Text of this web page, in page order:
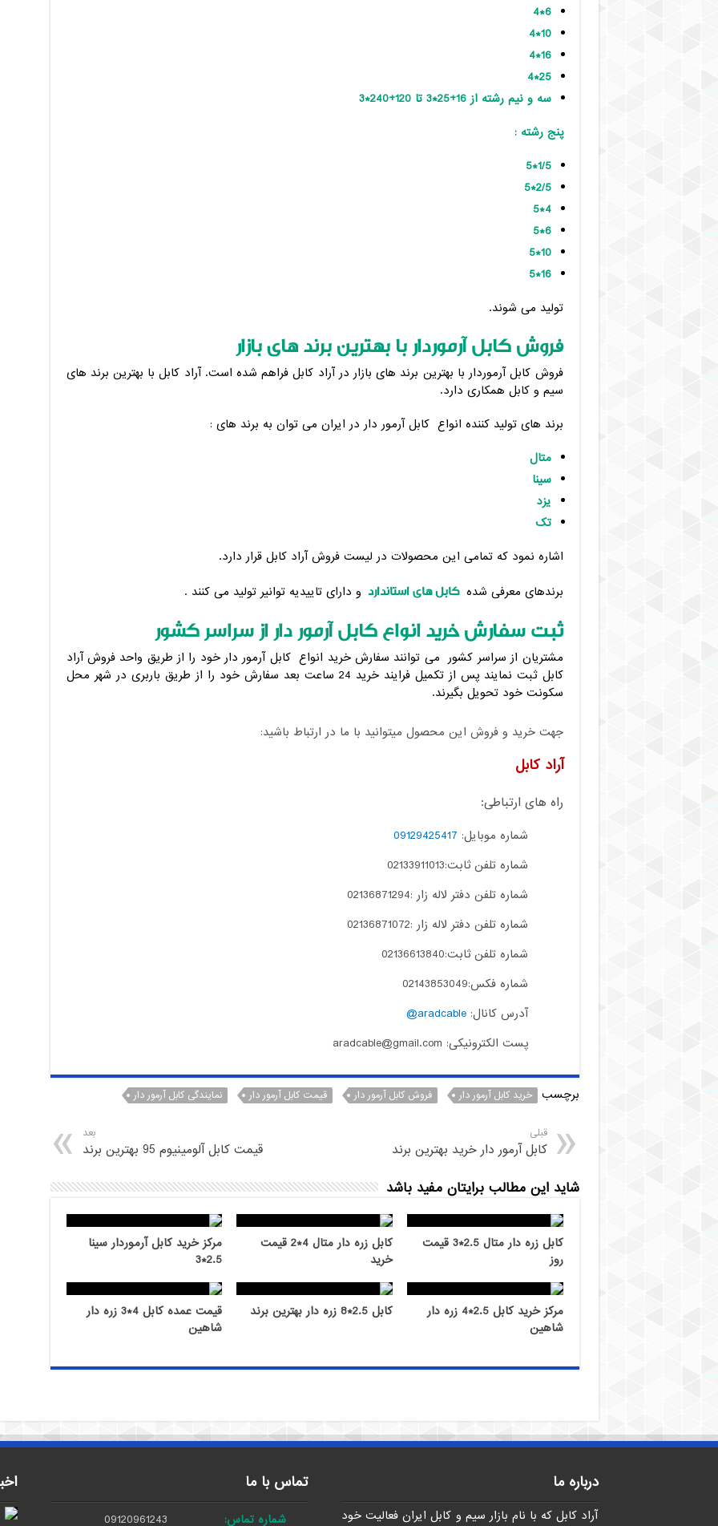
6*4
10*4
16*4
25*4
سه و نیم رشته از 16+25*3 تا 120+240*3
پنج رشته :
1/5*5
2/5*5
4*5
6*5
10*5
16*5
تولید می شوند.
فروش کابل آرموردار با بهترین برند های بازار
فروش کابل آرموردار با بهترین برند های بازار در آراد کابل فراهم شده است. آراد کابل با بهترین برند های
سیم و کابل همکاری دارد.
برند های تولید کننده انواع کابل آرمور دار در ایران می توان به برند های :
متال
سینا
یزد
تک
اشاره نمود که تمامی این محصولات در لیست فروش آراد کابل قرار دارد.
برندهای معرفی شده کابل های استاندارد و دارای تاییدیه توانیر تولید می کنند .
ثبت سفارش خرید انواع کابل آرمور دار از سراسر کشور
مشتریان از سراسر کشور می توانند سفارش خرید انواع کابل آرمور دار خود را از طریق واحد فروش آراد
کابل ثبت نمایند پس از تکمیل فرایند خرید 24 ساعت بعد سفارش خود را از طریق باربری در شهر محل
سکونت خود تحویل بگیرند.
جهت خرید و فروش این محصول میتوانید با ما در ارتباط باشید:
آراد کابل
راه های ارتباطی:
شماره موبایل: 09129425417
شماره تلفن ثابت:02133911013
شماره تلفن دفتر لاله زار :02136871294
شماره تلفن دفتر لاله زار :02136871072
شماره تلفن ثابت:02136613840
شماره فکس:02143853049
آدرس کانال:aradcable@
پست الکترونیکی: aradcable@gmail.com
برچسب خرید کابل آرمور دار فروش کابل آرمور دار قیمت کابل آرمور دار نمایندگی کابل آرمور دار
قبلی
کابل آرمور دار خرید بهترین برند
بعد
قیمت کابل آلومینیوم 95 بهترین برند
شاید این مطالب برایتان مفید باشد
کابل زره دار متال 2.5*3 قیمت
روز
کابل زره دار متال 4*2 قیمت
خرید
مرکز خرید کابل آرموردار سینا
2.5*3
مرکز خرید کابل 2.5*4 زره دار
شاهین
کابل 2.5*8 زره دار بهترین برند
قیمت عمده کابل 4*3 زره دار
شاهین
درباره ما
آراد کابل که با نام بازار سیم و کابل ایران فعالیت خود
تماس با ما
شماره تماس: 09120961243